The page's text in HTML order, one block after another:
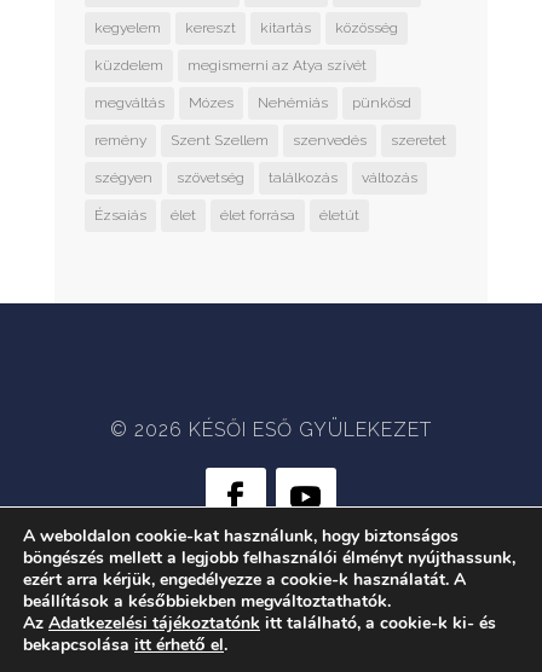
kegyelem kereszt kitartás közösség
küzdelem megismerni az Atya szívét
megváltás Mózes Nehémiás pünkösd
remény Szent Szellem szenvedés szeretet
szégyen szövetség találkozás változás
Ézsaiás élet élet forrása életút
© 2026 KÉSŐI ESŐ GYÜLEKEZET
WEB: CRÆTIVE.HU| TÁRHELY:
RACKFOREST KFT.
A weboldalon cookie-kat használunk, hogy biztonságos
böngészés mellett a legjobb felhasználói élményt nyújthassunk,
ezért arra kérjük, engedélyezze a cookie-k használatát. A
beállítások a későbbiekben megváltoztathatók.
Az Adatkezelési tájékoztatónk itt található, a cookie-k ki- és
bekapcsolása itt érhető el.